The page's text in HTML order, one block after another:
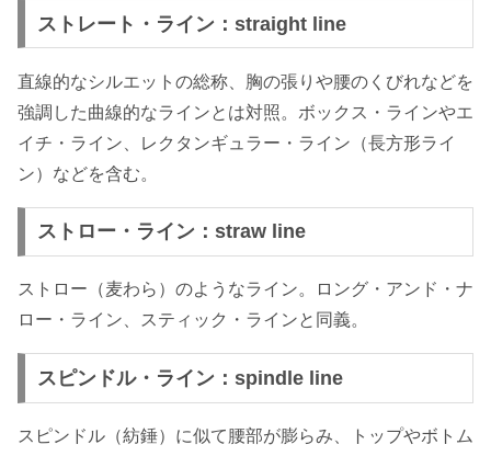
ストレート・ライン：straight line
直線的なシルエットの総称、胸の張りや腰のくびれなどを
強調した曲線的なラインとは対照。ボックス・ラインやエ
イチ・ライン、レクタンギュラー・ライン（長方形ライ
ン）などを含む。
ストロー・ライン：straw line
ストロー（麦わら）のようなライン。ロング・アンド・ナ
ロー・ライン、スティック・ラインと同義。
スピンドル・ライン：spindle line
スピンドル（紡錘）に似て腰部が膨らみ、トップやボトム